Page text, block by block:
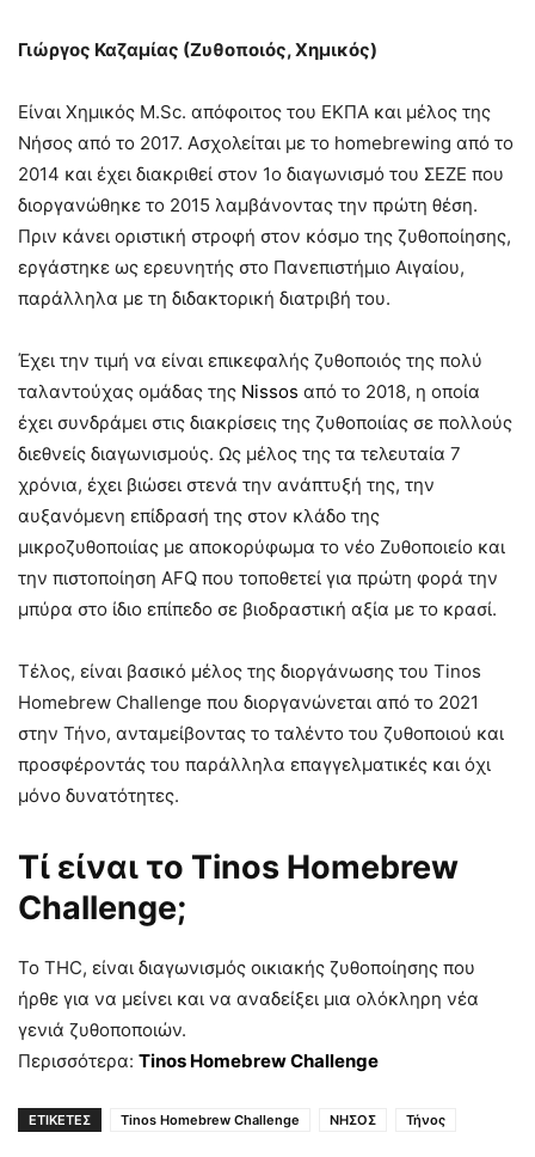
Γιώργος Καζαμίας (Ζυθοποιός, Χημικός)
Είναι Χημικός M.Sc. απόφοιτος του ΕΚΠΑ και μέλος της
Νήσος από το 2017. Ασχολείται με το homebrewing από το
2014 και έχει διακριθεί στον 1ο διαγωνισμό του ΣΕΖΕ που
διοργανώθηκε το 2015 λαμβάνοντας την πρώτη θέση.
Πριν κάνει οριστική στροφή στον κόσμο της ζυθοποίησης,
εργάστηκε ως ερευνητής στο Πανεπιστήμιο Αιγαίου,
παράλληλα με τη διδακτορική διατριβή του.
Έχει την τιμή να είναι επικεφαλής ζυθοποιός της πολύ
ταλαντούχας ομάδας της Nissos από το 2018, η οποία
έχει συνδράμει στις διακρίσεις της ζυθοποιίας σε πολλούς
διεθνείς διαγωνισμούς. Ως μέλος της τα τελευταία 7
χρόνια, έχει βιώσει στενά την ανάπτυξή της, την
αυξανόμενη επίδρασή της στον κλάδο της
μικροζυθοποιίας με αποκορύφωμα το νέο Ζυθοποιείο και
την πιστοποίηση AFQ που τοποθετεί για πρώτη φορά την
μπύρα στο ίδιο επίπεδο σε βιοδραστική αξία με το κρασί.
Τέλος, είναι βασικό μέλος της διοργάνωσης του Tinos
Homebrew Challenge που διοργανώνεται από το 2021
στην Τήνο, ανταμείβοντας το ταλέντο του ζυθοποιού και
προσφέροντάς του παράλληλα επαγγελματικές και όχι
μόνο δυνατότητες.
Τί είναι το Tinos Homebrew
Challenge;
Το THC, είναι διαγωνισμός οικιακής ζυθοποίησης που
ήρθε για να μείνει και να αναδείξει μια ολόκληρη νέα
γενιά ζυθοποποιών.
Περισσότερα: Tinos Homebrew Challenge
ΕΤΙΚΕΤΕΣ Tinos Homebrew Challenge ΝΗΣΟΣ Τήνος